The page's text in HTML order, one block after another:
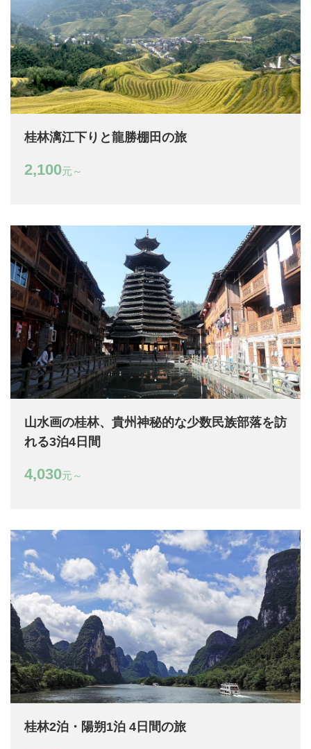
桂林漓江下りと龍勝棚田の旅
2,100元～
山水画の桂林、貴州神秘的な少数民族部落を訪
れる3泊4日間
4,030元～
桂林2泊・陽朔1泊 4日間の旅